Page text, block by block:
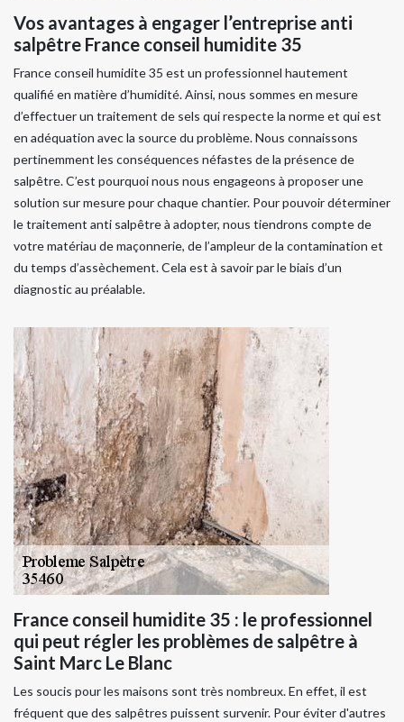
Vos avantages à engager l’entreprise anti
salpêtre France conseil humidite 35
France conseil humidite 35 est un professionnel hautement
qualifié en matière d’humidité. Ainsi, nous sommes en mesure
d’effectuer un traitement de sels qui respecte la norme et qui est
en adéquation avec la source du problème. Nous connaissons
pertinemment les conséquences néfastes de la présence de
salpêtre. C’est pourquoi nous nous engageons à proposer une
solution sur mesure pour chaque chantier. Pour pouvoir déterminer
le traitement anti salpêtre à adopter, nous tiendrons compte de
votre matériau de maçonnerie, de l’ampleur de la contamination et
du temps d’assèchement. Cela est à savoir par le biais d’un
diagnostic au préalable.
France conseil humidite 35 : le professionnel
qui peut régler les problèmes de salpêtre à
Saint Marc Le Blanc
Les soucis pour les maisons sont très nombreux. En effet, il est
fréquent que des salpêtres puissent survenir. Pour éviter d'autres